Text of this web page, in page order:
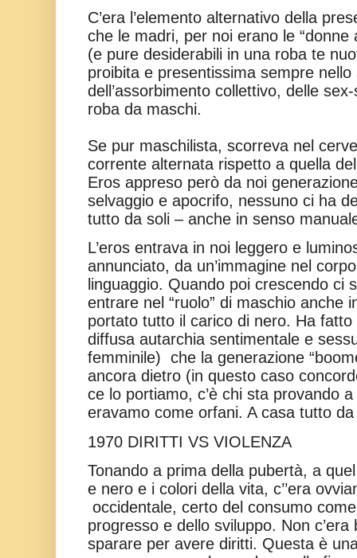
C’era l’elemento alternativo della
che le madri, per noi erano le “donne
(e pure desiderabili in una roba te
proibita e presentissima sempre nello
dell’assorbimento collettivo, delle
roba da maschi.
Se pur maschilista, scorreva nel
corrente alternata rispetto a quella
Eros appreso però da noi
selvaggio e apocrifo, nessuno ci ha
tutto da soli – anche in senso
L’eros entrava in noi leggero e
annunciato, da un’immagine nel
linguaggio. Quando poi crescendo ci
entrare nel “ruolo” di maschio anche
portato tutto il carico di nero. Ha
diffusa autarchia sentimentale e
femminile) che la generazione
ancora dietro (in questo caso
ce lo portiamo, c’è chi sta provando
eravamo come orfani. A casa tutto
1970 DIRITTI VS VIOLENZA
Tonando a prima della pubertà, a
e nero e i colori della vita, c’’era
occidentale, certo del consumo
progresso e dello sviluppo. Non
sparare per avere diritti. Questa è